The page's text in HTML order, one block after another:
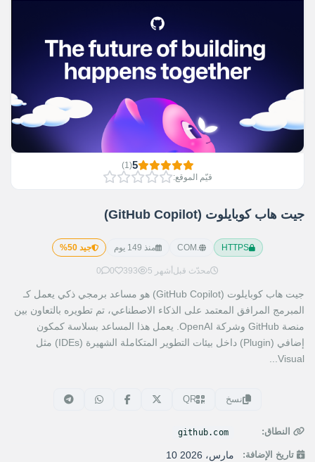
5
(
1
)
قيّم الموقع:
جيت هاب كوبايلوت (GitHub Copilot)
HTTPS منذ 149 يوم جيد 50%
محدّث قبل 5 أشهر 393
0
0
جيت هاب كوبايلوت (GitHub Copilot) هو مساعد برمجي ذكي يعمل كـ
المبرمج المرافق المعتمد على الذكاء الاصطناعي، تم تطويره بالتعاون بين
منصة GitHub وشركة OpenAI. يعمل هذا المساعد بسلاسة كمكون
إضافي (Plugin) داخل بيئات التطوير المتكاملة الشهيرة (IDEs) مثل
Visual...
نسخ QR
النطاق: github.com
تاريخ الإضافة: 10 مارس، 2026